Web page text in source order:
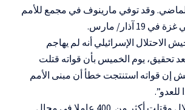
الماضي. وقد توفي مارينوف في مجمع للأمم
آذار/ مارس.
الاحتلال الإسرائيلي أنه لم يهاجم
تحقيق، يوم الخميس بأن قواته قتلت
إن قواته استنتجت خطأ أن مبنى الأمم
وهاجمت دولة الاحتلال وقتلت أكثر من 400 عاملا في مجال